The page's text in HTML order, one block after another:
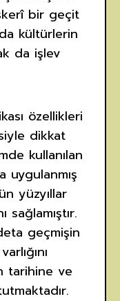
bir geçit
kültürlerin
da işlev
özellikleri
dikkat
kullanılan
uygulanmış
yüzyıllar
sağlamıştır.
geçmişin
tarihine ve